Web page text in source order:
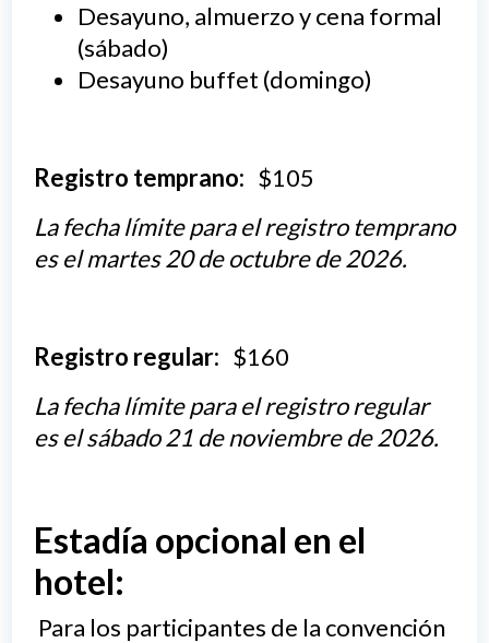
Desayuno, almuerzo y cena formal
(sábado)
Desayuno buffet (domingo)
Registro temprano: $105
La fecha límite para el registro temprano
es el martes 20 de octubre de 2026.
Registro regular: $160
La fecha límite para el registro regular
es el sábado 21 de noviembre de 2026.
Estadía opcional en el
hotel:
Para los participantes de la convención